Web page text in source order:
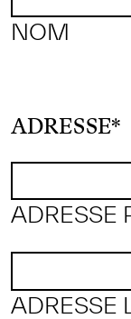
NOM
ADRESSE*
ADRESSE
ADRESSE